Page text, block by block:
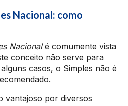
Nacional: como
Nacionalé comumente vista
conceito não serve para
casos, o Simples não é
vantajoso por diversos